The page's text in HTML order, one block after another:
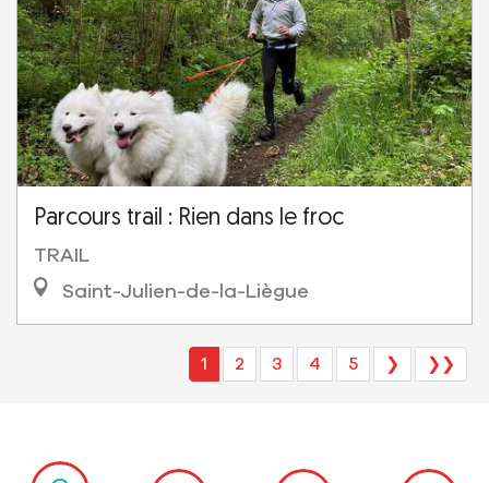
Parcours trail : Rien dans le froc
TRAIL
Saint-Julien-de-la-Liègue
1 2 3 4 5 ❯ ❯❯